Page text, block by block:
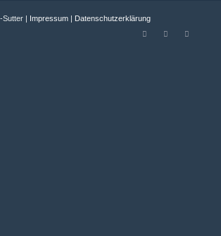
| Impressum| Datenschutzerklärung